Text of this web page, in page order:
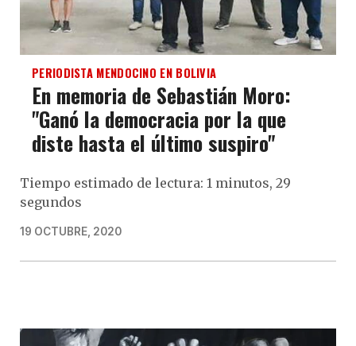
PERIODISTA MENDOCINO EN BOLIVIA
En memoria de Sebastián Moro:
"Ganó la democracia por la que
diste hasta el último suspiro"
Tiempo estimado de lectura: 1 minutos, 29
segundos
19 OCTUBRE, 2020